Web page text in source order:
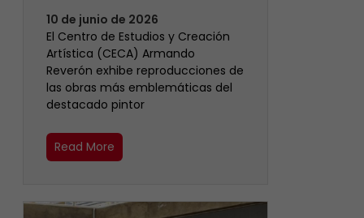
10 de junio de 2026
El Centro de Estudios y Creación
Artística (CECA) Armando
Reverón exhibe reproducciones de
las obras más emblemáticas del
destacado pintor
Read More